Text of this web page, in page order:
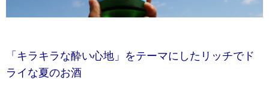
「キラキラな酔い心地」をテーマにしたリッチでド
ライな夏のお酒